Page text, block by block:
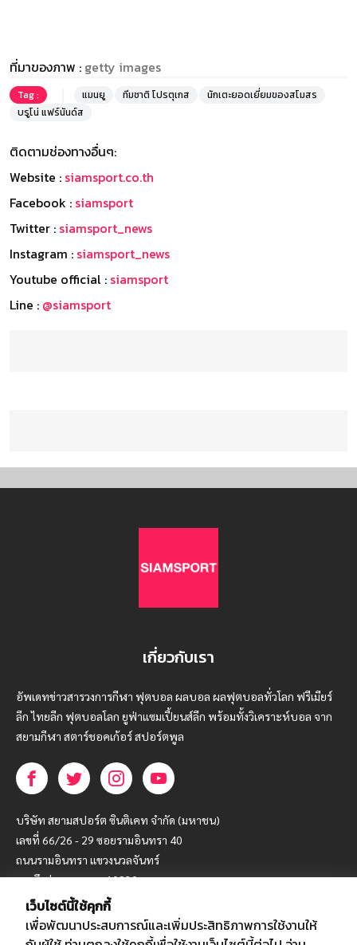
ที่มาของภาพ : getty images
Tag : แมนยู ทีมชาติ โปรตุเกส
นักเตะยอดเยี่ยมของสโมสร
บรูโน่ แฟร์นันด์ส
ติดตามช่องทางอื่นๆ:
Website : siamsport.co.th
Facebook : siamsport
Twitter : siamsport_news
Instagram : siamsport_news
Youtube official : siamsport
Line : @siamsport
เกี่ยวกับเรา
อัพเดทข่าวสารวงการกีฬา ฟุตบอล ผลบอล ผลฟุตบอลทั่วโลก ฟรีเมียร์
ลีก ไทยลีก ฟุตบอลโลก ยูฟ่าแซมเปี้ยนส์ลีก พร้อมทั้งวิเคราะห์บอล จาก
สยามกีฬา สตาร์ชอคเก้อร์ สปอร์ตพูล
บริษัท สยามสปอร์ต ซินติเคท จำกัด (มหาชน)
เลขที่ 66/26 - 29 ซอยรามอินทรา 40
ถนนรามอินทรา แขวงนวลจันทร์
เขตบึงกุ่ม กรุงเทพฯ 10230
โทร : 02-5088-000
อีเมล์ : webmaster@siamsport.co.th
เว็บไซต์นี้ใช้คุกกี้
เพื่อพัฒนาประสบการณ์และเพิ่มประสิทธิภาพการใช้งานให้